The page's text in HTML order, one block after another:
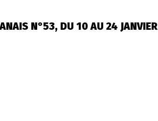
N°53, DU 10 AU 24 JANVIER